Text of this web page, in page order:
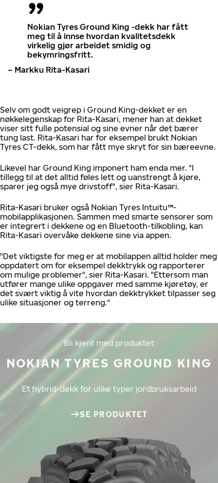
Nokian Tyres Ground King -dekk har fått
meg til å innse hvordan kvalitetsdekk
virkelig gjør arbeidet smidig og
bekymringsfritt.
– Markku Rita-Kasari
Selv om godt veigrep i Ground King-dekket er en
nøkkelegenskap for Rita-Kasari, mener han at dekket
viser sitt fulle potensial og sine evner når det bærer
tung last. Rita-Kasari har for eksempel brukt Nokian
Tyres CT-dekk, som har fått mye skryt for sin bæreevne.
Likevel har Ground King imponert ham enda mer. "I
tillegg til at det alltid føles lett og uanstrengt å kjøre,
sparer jeg også mye drivstoff", sier Rita-Kasari.
Rita-Kasari bruker også Nokian Tyres Intuitu™-
mobilapplikasjonen. Sammen med smarte sensorer som
er integrert i dekkene og en Bluetooth-tilkobling, kan
Rita-Kasari overvåke dekkene sine via appen.
"Det viktigste for meg er at mobilappen alltid holder meg
oppdatert om for eksempel dekktrykk og rapporterer
om mulige problemer", sier Rita-Kasari. "Ettersom man
utfører mange ulike oppgaver med samme kjøretøy, er
det svært viktig å vite hvordan dekktrykket tilpasser seg
ulike situasjoner og terreng."
Bli kjent med produktet
NOKIAN TYRES GROUND KING
Et hybrid-dekk for ulike typer jordbruksarbeid
SE PRODUKTET